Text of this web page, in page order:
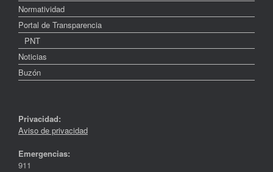
Normatividad
Portal de Transparencia
PNT
Noticias
Buzón
Privacidad:
Aviso de privacidad
Emergencias:
911